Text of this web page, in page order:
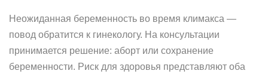
Неожиданная беременность во время климакса —
повод обратится к гинекологу. На консультации
принимается решение: аборт или сохранение
беременности. Риск для здоровья представляют оба